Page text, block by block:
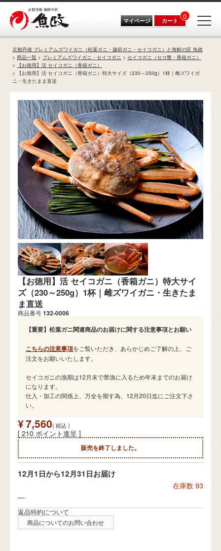
マイページ カート 0
京都丹後 プレミアムズワイガニ（松葉ガニ・越前ガニ・セイコガニ）と海鮮の匠 魚政
商品一覧
プレミアムズワイガニ・セイコガニ
セイコガニ（セコ蟹・香箱ガニ）
【お徳用】活 セイコガニ（香箱ガニ）
【お徳用】活 セイコガニ（香箱ガニ）特大サイズ（230～250g）1杯｜雌ズワイガ
ニ・生きたまま直送
【お徳用】活 セイコガニ（香箱ガニ）特大サイ
ズ（230～250g）1杯｜雌ズワイガニ・生きたま
ま直送
商品番号132-0006
【重要】松葉ガニ関連商品のお届けに関する注意事項とお願い
こちらの注意事項をご覧いただき、あらかじめご了解の上、ご
注文をお願いいたします。
セイコガニの漁期は12月末で禁漁に入るため年末までのお届け
になります。
仕入・加工の関係上、万全を期す為、12月20日迄にご注文下さ
い。
¥7,560 税込
[ 210 ポイント進呈 ]
販売を終了しました。
12月1日から12月31日お届け
在庫数 93
—
返品特約について
商品についてのお問い合わせ